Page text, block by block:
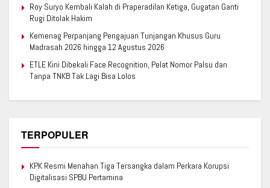
Roy Suryo Kembali Kalah di Praperadilan Ketiga, Gugatan Ganti
Rugi Ditolak Hakim
Kemenag Perpanjang Pengajuan Tunjangan Khusus Guru
Madrasah 2026 hingga 12 Agustus 2026
ETLE Kini Dibekali Face Recognition, Pelat Nomor Palsu dan
Tanpa TNKB Tak Lagi Bisa Lolos
TERPOPULER
KPK Resmi Menahan Tiga Tersangka dalam Perkara Korupsi
Digitalisasi SPBU Pertamina